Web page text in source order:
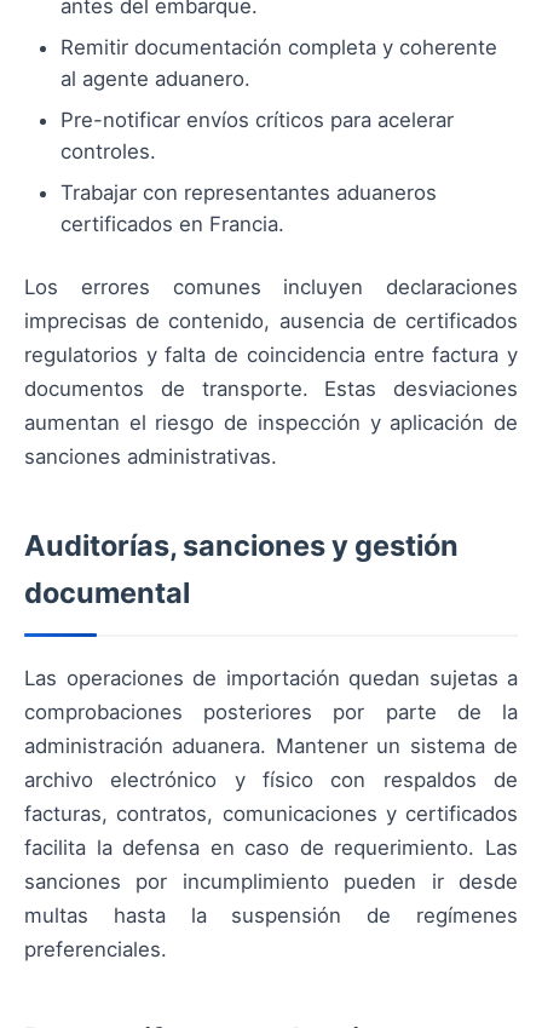
antes del embarque.
Remitir documentación completa y coherente
al agente aduanero.
Pre-notificar envíos críticos para acelerar
controles.
Trabajar con representantes aduaneros
certificados en Francia.
Los errores comunes incluyen declaraciones
imprecisas de contenido, ausencia de certificados
regulatorios y falta de coincidencia entre factura y
documentos de transporte. Estas desviaciones
aumentan el riesgo de inspección y aplicación de
sanciones administrativas.
Auditorías, sanciones y gestión
documental
Las operaciones de importación quedan sujetas a
comprobaciones posteriores por parte de la
administración aduanera. Mantener un sistema de
archivo electrónico y físico con respaldos de
facturas, contratos, comunicaciones y certificados
facilita la defensa en caso de requerimiento. Las
sanciones por incumplimiento pueden ir desde
multas hasta la suspensión de regímenes
preferenciales.